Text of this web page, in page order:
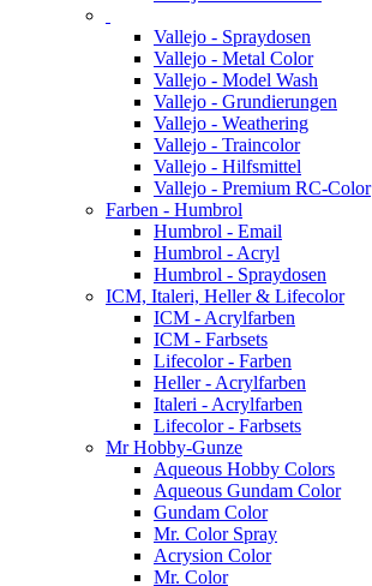
Vallejo - Spraydosen
Vallejo - Metal Color
Vallejo - Model Wash
Vallejo - Grundierungen
Vallejo - Weathering
Vallejo - Traincolor
Vallejo - Hilfsmittel
Vallejo - Premium RC-Color
Farben - Humbrol
Humbrol - Email
Humbrol - Acryl
Humbrol - Spraydosen
ICM, Italeri, Heller & Lifecolor
ICM - Acrylfarben
ICM - Farbsets
Lifecolor - Farben
Heller - Acrylfarben
Italeri - Acrylfarben
Lifecolor - Farbsets
Mr Hobby-Gunze
Aqueous Hobby Colors
Aqueous Gundam Color
Gundam Color
Mr. Color Spray
Acrysion Color
Mr. Color